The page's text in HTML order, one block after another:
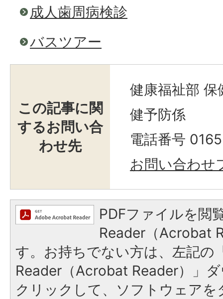
成人歯周病検診
バスツアー
この記事に関
するお問い合
わせ先
健康福祉部
健予防係
電話番号
お問い合わせ
PDFファイルを閲
Reader（Acrobat
す。お持ちでない方は、左記の
Reader（Acrobat Reader）」
クリックして、ソフトウェア